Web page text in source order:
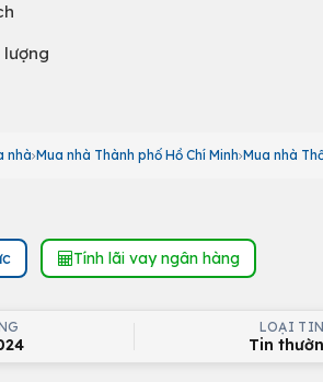
lượng
nhà Mua nhà Thành phố Hồ Chí Minh Mua nhà
Tính lãi vay ngân hàng
LOẠI TIN
Tin